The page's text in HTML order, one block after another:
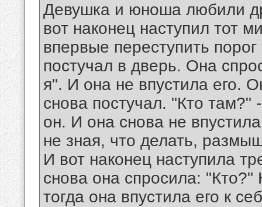
Девушка и юноша любили
вот наконец наступил тот
впервые переступить
постучал в дверь. Она
я". И она не впустила его.
снова постучал. "Кто там?"
он. И она снова не
не зная, что делать,
И вот наконец наступила
снова она спросила:
тогда она впустила его к